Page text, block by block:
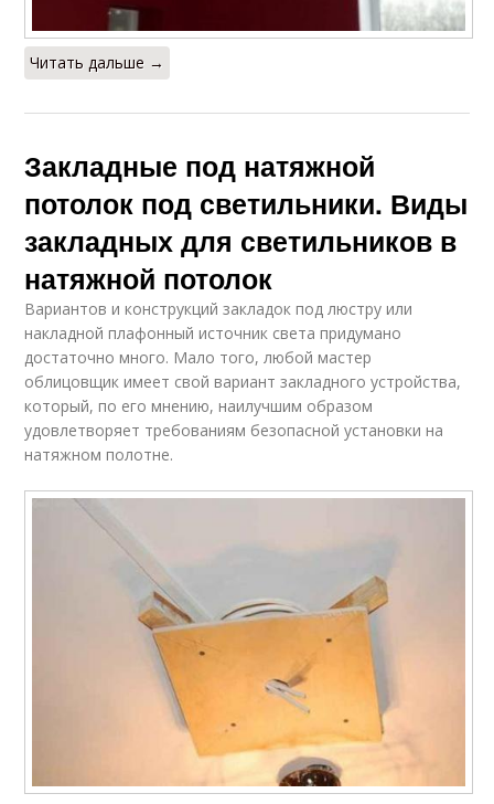
Читать дальше →
Закладные под натяжной
потолок под светильники. Виды
закладных для светильников в
натяжной потолок
Вариантов и конструкций закладок под люстру или
накладной плафонный источник света придумано
достаточно много. Мало того, любой мастер
облицовщик имеет свой вариант закладного устройства,
который, по его мнению, наилучшим образом
удовлетворяет требованиям безопасной установки на
натяжном полотне.